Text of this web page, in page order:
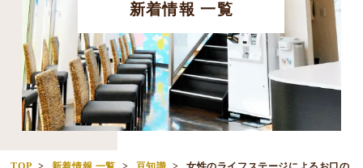
新着情報 一覧